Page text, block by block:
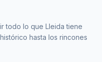
todo lo que Lleida tiene
hasta los rincones